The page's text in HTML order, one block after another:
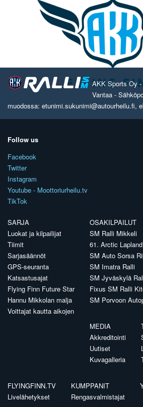
AKK Sports Oy
Vantaa -
muodossa: etunimi.sukunimi@autourheilu.fi,
Follow us
Facebook
Twitter
Instagram
Youtube - Moottoriurheilu.tv
TikTok
SARJA
Luokat ja kilpailijat
Tiimit
Sarjasäännöt
GPS-seuranta
Katsastusajat
Flying Finn Future Star
Hannu Mikkolan malja
Voittajat kautta aikojen
OSAKILPAILUT
SM Ralli Mikkeli
61. Arctic
SM Auto Sorsa
SM Imatra Ralli
SM Jyväskylä
Fixus SM Ralli
SM Porvoon
MEDIA
Akkreditointi
Uutiset
Kuvagalleria
FLYINGFINN.TV
Livelähetykset
KUMPPANIT
Rengasvalmistajat